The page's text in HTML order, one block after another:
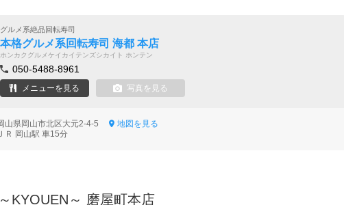
グルメ系絶品回転寿司
本格グルメ系回転寿司 海都 本店
ホンカクグルメケイカイテンズシカイト ホンテン
050-5488-8961
メニューを見る 写真を見る
山県岡山市北区大元2-4-5
地図を見る
ＪＲ 岡山駅 車15分
KYOUEN～ 磨屋町本店